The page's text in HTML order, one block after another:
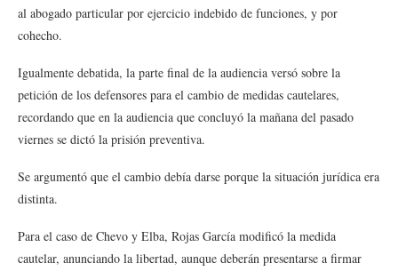
al abogado particular por ejercicio indebido de funciones, y por
cohecho.
Igualmente debatida, la parte final de la audiencia versó sobre la
petición de los defensores para el cambio de medidas cautelares,
recordando que en la audiencia que concluyó la mañana del pasado
viernes se dictó la prisión preventiva.
Se argumentó que el cambio debía darse porque la situación jurídica era
distinta.
Para el caso de Chevo y Elba, Rojas García modificó la medida
cautelar, anunciando la libertad, aunque deberán presentarse a firmar